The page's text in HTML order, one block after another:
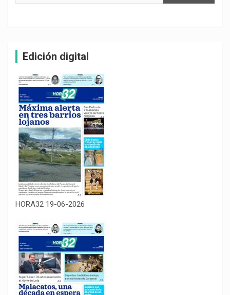
Edición digital
HORA32 19-06-2026